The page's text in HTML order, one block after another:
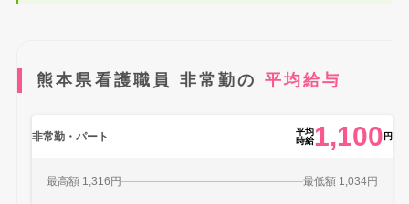
熊本県看護職員 非常勤の 平均給与
非常勤・パート
平均
時給1,100 円
最高額 1,316円 最低額 1,034円